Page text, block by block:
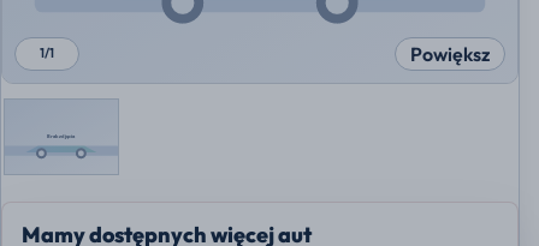
Powiększ
1/1
Mamy dostępnych więcej aut